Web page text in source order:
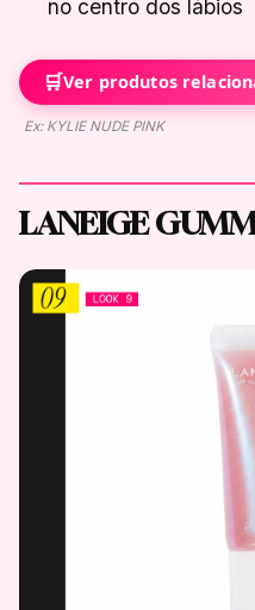
no centro dos lábios
🛒Ver produtos
Ex: KYLIE NUDE PINK
LANEIGE